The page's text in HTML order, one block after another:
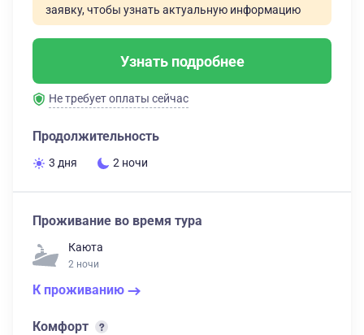
заявку, чтобы узнать актуальную информацию
Узнать подробнее
Не требует оплаты сейчас
Продолжительность
3 дня 2 ночи
Проживание во время тура
Каюта
2 ночи
К проживанию
Комфорт